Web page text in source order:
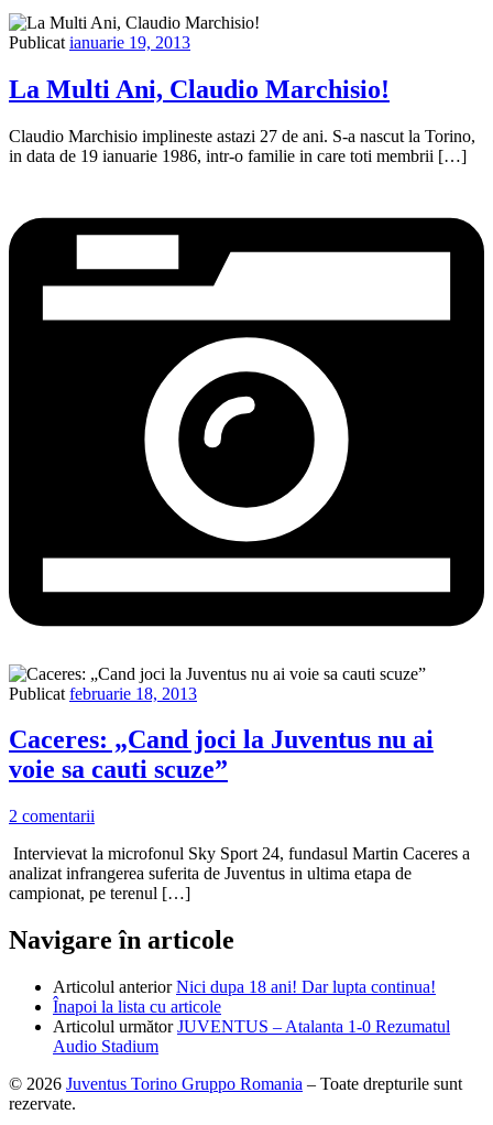
Publicat ianuarie 19, 2013
La Multi Ani, Claudio Marchisio!
Claudio Marchisio implineste astazi 27 de ani. S-a nascut la Torino,
in data de 19 ianuarie 1986, intr-o familie in care toti membrii […]
Publicat februarie 18, 2013
Caceres: „Cand joci la Juventus nu ai
voie sa cauti scuze”
2 comentarii
Intervievat la microfonul Sky Sport 24, fundasul Martin Caceres a
analizat infrangerea suferita de Juventus in ultima etapa de
campionat, pe terenul […]
Navigare în articole
Articolul anterior Nici dupa 18 ani! Dar lupta continua!
Înapoi la lista cu articole
Articolul următor JUVENTUS – Atalanta 1-0 Rezumatul
Audio Stadium
© 2026 Juventus Torino Gruppo Romania – Toate drepturile sunt
rezervate.